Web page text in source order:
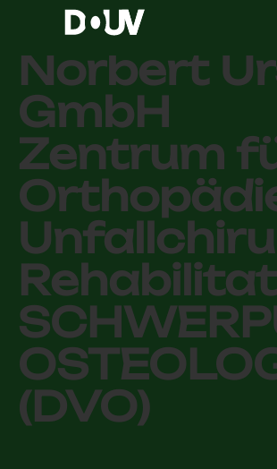
MVZ Dr.
Norbert
GmbH
Zentrum
(DVO)